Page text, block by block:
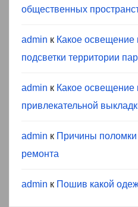
общественных
admin к Какое освещение
подсветки территории
admin к Какое освещение
привлекательной
admin к Причины
ремонта
admin к Пошив какой